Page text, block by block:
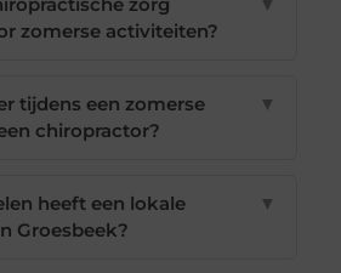
zomerse activiteiten?
tijdens een zomerse
chiropractor?
▼
heeft een lokale
Groesbeek?
▼